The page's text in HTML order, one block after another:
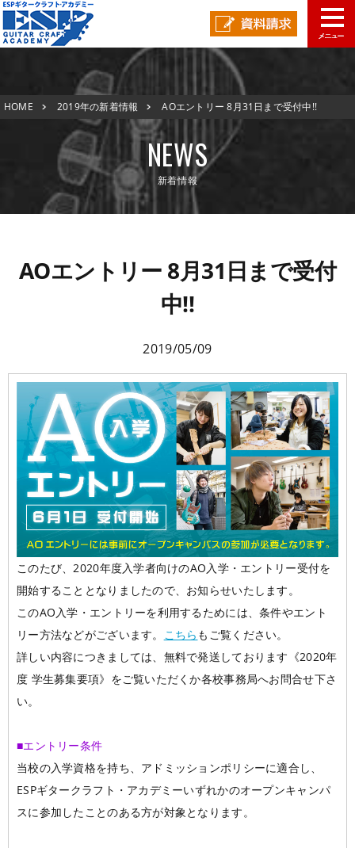
メッセージ ESPヒストリー 学校の特長
学科コース
学科・コース紹介
入学案内
募集要項 学費について
よくある質問
就職進路指導
イベント 学生作品 来校アーティスト
各校紹介
お問い合わせ
HOME 2019年の新着情報 AOエントリー 8月31日まで受付中!!
NEWS
新着情報
AOエントリー 8月31日まで受付
中!!
2019/05/09
このたび、2020年度入学者向けのAO入学・エントリー受付を
開始することとなりましたので、お知らせいたします。
このAO入学・エントリーを利用するためには、条件やエント
リー方法などがございます。 こちら もご覧ください。
詳しい内容につきましては、無料で発送しております《2020年
度 学生募集要項》をご覧いただくか各校事務局へお問合せ下さ
い。
■エントリー条件
当校の入学資格を持ち、アドミッションポリシーに適合し、
ESPギタークラフト・アカデミーいずれかのオープンキャンパ
スに参加したことのある方が対象となります。